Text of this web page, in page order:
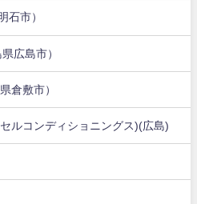
石市）
広島市）
倉敷市）
ルコンディショニングス)(広島)